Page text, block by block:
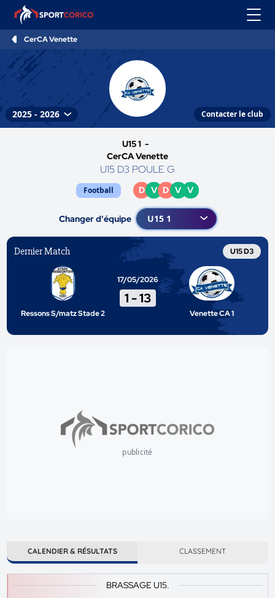
CerCA Venette
Contacter le club
U15 1 -
CerCA Venette
U15 D3 POULE G
Football D V D V V
Changer d'équipe
Dernier Match U15 D3
Ressons S/matz Stade 2
17/05/2026
1-13
Venette CA 1
publicité
CALENDIER & RÉSULTATS CLASSEMENT
BRASSAGE U15.